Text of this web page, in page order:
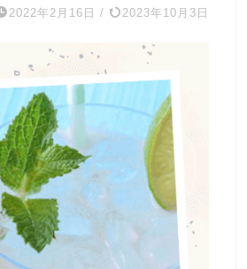
2022年2月16日 / 2023年10月3日